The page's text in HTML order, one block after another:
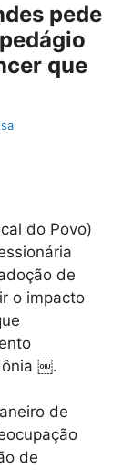
pede
que
do Povo)
de
o impacto
￼.
de
de